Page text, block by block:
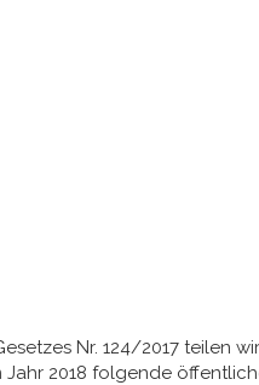
Nr. 124/2017 teilen
Jahr 2018 folgende